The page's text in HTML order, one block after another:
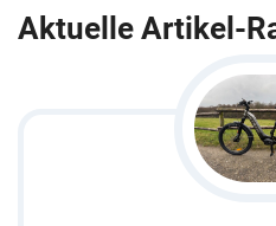
Aktuelle Artikel-